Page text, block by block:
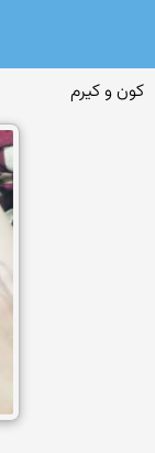
کون و کیرم